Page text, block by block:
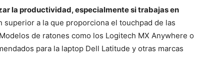
la productividad, especialmente si trabajas en
superior a la que proporciona el touchpad de las
de ratones como los Logitech MX Anywhere o
para la laptop Dell Latitude y otras marcas